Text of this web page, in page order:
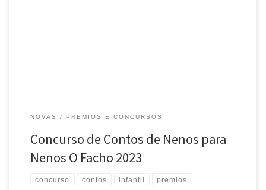
NOVAS PREMIOS E CONCURSOS
Concurso de Contos de Nenos para
Nenos O Facho 2023
concurso contos infantil premios